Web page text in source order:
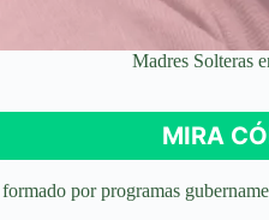
Madres Solteras
MIRA
por programas